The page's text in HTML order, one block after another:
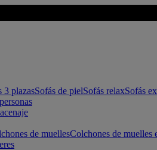
3 plazasSofás de pielSofás relaxSofás
de muellesColchones de muelles